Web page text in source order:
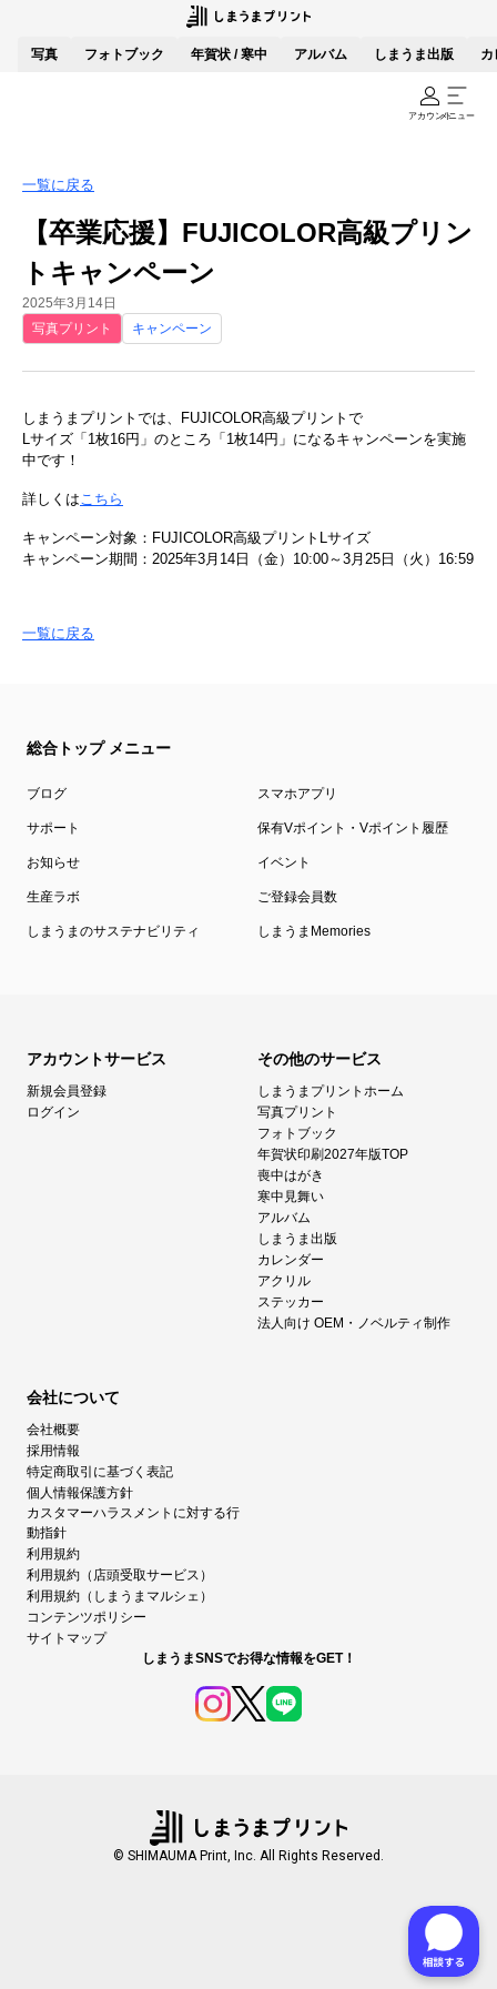
写真 フォトブック 年賀状 / 寒中 アルバム しまうま出版 カ
アカウントメニュー
一覧に戻る
【卒業応援】FUJICOLOR高級プリン
トキャンペーン
2025年3月14日
写真プリント
キャンペーン
しまうまプリントでは、FUJICOLOR高級プリントで
Lサイズ「1枚16円」のところ「1枚14円」になるキャンペーンを実施
中です！
詳しくはこちら
キャンペーン対象：FUJICOLOR高級プリントLサイズ
キャンペーン期間：2025年3月14日（金）10:00～3月25日（火）16:59
一覧に戻る
総合トップ メニュー
ブログ スマホアプリ
サポート 保有Vポイント・Vポイント履歴
お知らせ イベント
生産ラボ ご登録会員数
しまうまのサステナビリティ しまうまMemories
アカウントサービス
新規会員登録
ログイン
その他のサービス
しまうまプリントホーム
写真プリント
フォトブック
年賀状印刷2027年版TOP
喪中はがき
寒中見舞い
アルバム
しまうま出版
カレンダー
アクリル
ステッカー
法人向け OEM・ノベルティ制作
会社について
会社概要
採用情報
特定商取引に基づく表記
個人情報保護方針
カスタマーハラスメントに対する行
動指針
利用規約
利用規約（店頭受取サービス）
利用規約（しまうまマルシェ）
コンテンツポリシー
サイトマップ
しまうまSNSでお得な情報をGET！
© SHIMAUMA Print, Inc. All Rights Reserved.